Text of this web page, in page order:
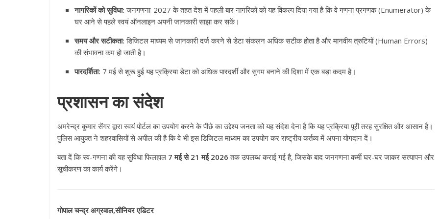
नागरिकों को सुविधा: जनगणना-2027 के तहत देश में पहली बार नागरिकों को यह विकल्प दिया गया है कि वे गणना प्रगणक (Enumerator) के
घर आने से पहले स्वयं ऑनलाइन अपनी जानकारी साझा कर सकें।
समय और सटीकता: डिजिटल माध्यम से जानकारी दर्ज करने से डेटा संकलन अधिक सटीक होता है और मानवीय त्रुटियों (Human Errors)
की संभावना कम हो जाती है।
पारदर्शिता: 7 मई से शुरू हुई यह प्रक्रिया डेटा को अधिक पारदर्शी और सुगम बनाने की दिशा में एक बड़ा कदम है।
प्रशासन का संदेश
अमरेन्द्र कुमार सेंगर द्वारा स्वयं पोर्टल का उपयोग करने के पीछे का उद्देश्य जनता को यह संदेश देना है कि यह प्रक्रिया पूरी तरह सुरक्षित और आसान है।
पुलिस आयुक्त ने शहरवासियों से अपील की है कि वे भी इस डिजिटल माध्यम का उपयोग कर राष्ट्रीय कर्तव्य में अपना योगदान दें।
बता दें कि स्व-गणना की यह सुविधा फिलहाल 7 मई से 21 मई 2026 तक उपलब्ध कराई गई है, जिसके बाद जनगणना कर्मी घर-घर जाकर सत्यापन और
सूचीकरण का कार्य करेंगे।
गोपाल चन्द्र अग्रवाल,सीनियर एडिटर